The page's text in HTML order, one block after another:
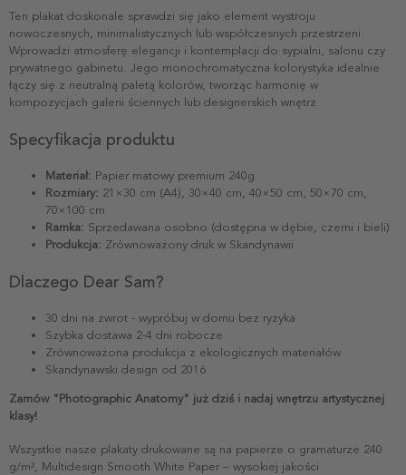
Ten plakat doskonale sprawdzi się jako element wystroju
nowoczesnych, minimalistycznych lub współczesnych przestrzeni.
Wprowadzi atmosferę elegancji i kontemplacji do sypialni, salonu czy
prywatnego gabinetu. Jego monochromatyczna kolorystyka idealnie
łączy się z neutralną paletą kolorów, tworząc harmonię w
kompozycjach galerii ściennych lub designerskich wnętrz.
Specyfikacja produktu
Materiał: Papier matowy premium 240g
Rozmiary: 21×30 cm (A4), 30×40 cm, 40×50 cm, 50×70 cm,
70×100 cm
Ramka: Sprzedawana osobno (dostępna w dębie, czerni i bieli)
Produkcja: Zrównoważony druk w Skandynawii
Dlaczego Dear Sam?
30 dni na zwrot - wypróbuj w domu bez ryzyka
Szybka dostawa 2-4 dni robocze
Zrównoważona produkcja z ekologicznych materiałów
Skandynawski design od 2016
Zamów "Photographic Anatomy" już dziś i nadaj wnętrzu artystycznej
klasy!
Wszystkie nasze plakaty drukowane są na papierze o gramaturze 240
g/m², Multidesign Smooth White Paper – wysokiej jakości